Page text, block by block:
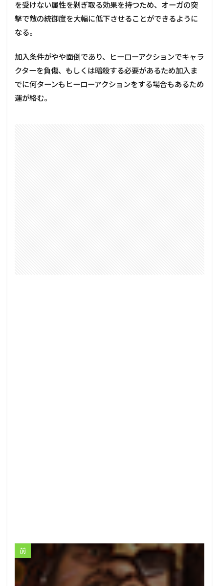
を受けない属性を剝ぎ取る効果を持つため、オーガの突
撃で敵の統御度を大幅に低下させることができるように
なる。
加入条件がやや面倒であり、ヒーローアクションでキャラ
クターを負傷、もしくは暗殺する必要があるため加入ま
でに何ターンもヒーローアクションをする場合もあるため
運が絡む。
前